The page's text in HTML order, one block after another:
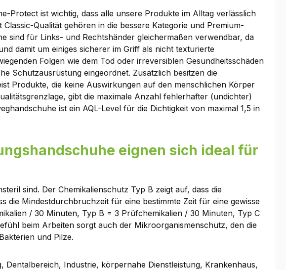
Protect ist wichtig, dass alle unsere Produkte im Alltag verlässlich
Qualität gehören in die bessere Kategorie und Premium-
sind für Links- und Rechtshänder gleichermaßen verwendbar, da
damit um einiges sicherer im Griff als nicht texturierte
Folgen wie dem Tod oder irreversiblen Gesundheitsschäden
Schutzausrüstung eingeordnet. Zusätzlich besitzen die
Produkte, die keine Auswirkungen auf den menschlichen Körper
gibt die maximale Anzahl fehlerhafter (undichter)
ist ein AQL-Level für die Dichtigkeit von maximal 1,5 in
eignen sich ideal für
sind. Der Chemikalienschutz Typ B zeigt auf, dass die
die Mindestdurchbruchzeit für eine bestimmte Zeit für eine gewisse
/ 30 Minuten, Typ B = 3 Prüfchemikalien / 30 Minuten, Typ C
beim Arbeiten sorgt auch der Mikroorganismenschutz, den die
und Pilze.
Industrie, körpernahe Dienstleistung, Krankenhaus,